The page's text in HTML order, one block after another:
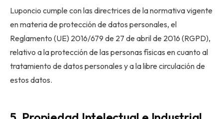
Luponcio cumple con las directrices de la normativa vigente
en materia de protección de datos personales, el
Reglamento (UE) 2016/679 de 27 de abril de 2016 (RGPD),
relativo a la protección de las personas físicas en cuanto al
tratamiento de datos personales y a la libre circulación de
estos datos.